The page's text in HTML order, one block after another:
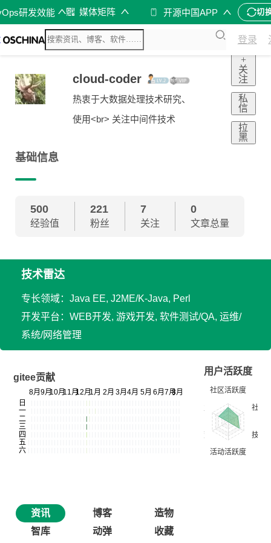
研发效能 媒体矩阵 开源中国APP 切
登录
cloud-coder
热衷于大数据处理技术研究、
使用<br> 关注中间件技术
+
关
注
私
信
拉
黑
基础信息
500
经验值
221
粉丝
7
关注
0
文章总量
技术雷达
专长领域：Java EE, J2ME/K-Java, Perl
开发平台：WEB开发, 游戏开发, 软件测试/QA, 运维/
系统/网络管理
gitee贡献
用户活跃度
资讯 博客
造物
智库
动弹 收藏